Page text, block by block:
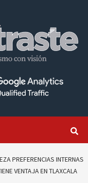
PREFERENCIAS INTERNAS
VENTAJA EN TLAXCALA